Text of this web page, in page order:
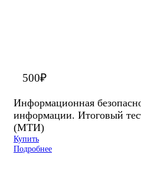
500₽
Информационная
информации. Итоговый
(МТИ)
Купить
Подробнее